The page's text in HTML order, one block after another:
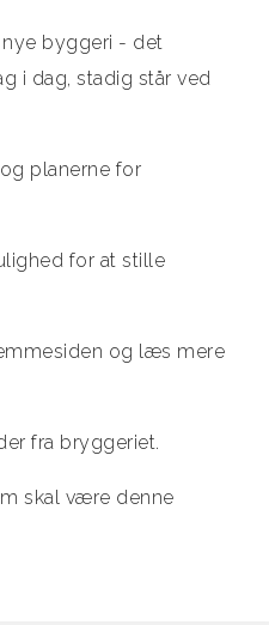
byggeri - det
i dag, stadig står ved
planerne for
for at stille
og læs mere
fra bryggeriet.
skal være denne